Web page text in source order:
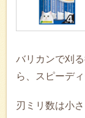
バリカンで刈
ら、スピーデ
刃ミリ数は小